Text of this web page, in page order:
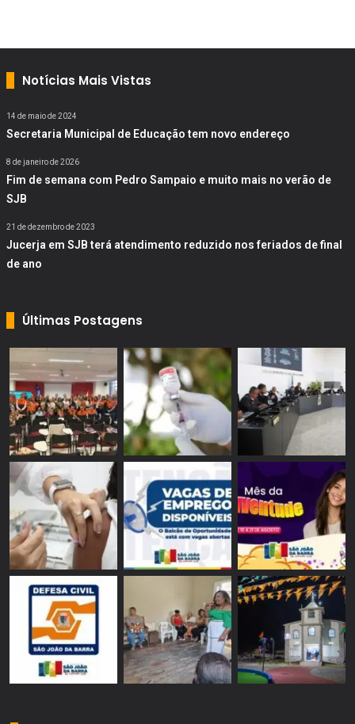
Notícias Mais Vistas
14 de maio de 2024
Secretaria Municipal de Educação tem novo endereço
8 de janeiro de 2026
Fim de semana com Pedro Sampaio e muito mais no verão de
SJB
21 de dezembro de 2023
Jucerja em SJB terá atendimento reduzido nos feriados de final
de ano
Últimas Postagens